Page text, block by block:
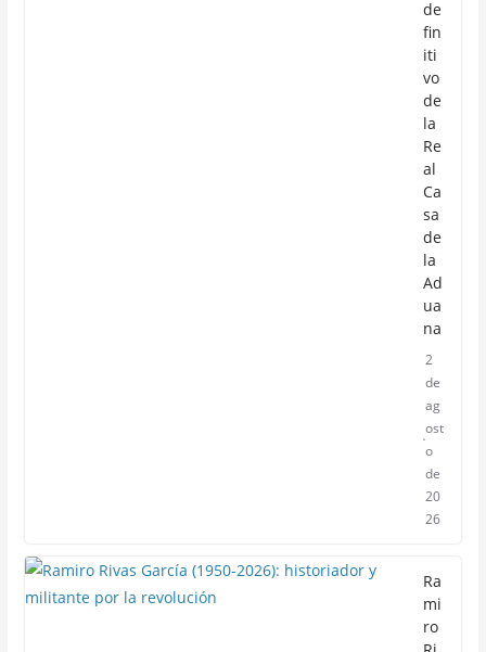
de
fin
iti
vo
de
la
Re
al
Ca
sa
de
la
Ad
ua
na
2
de
ag
ost
o
de
20
26
Ra
mi
ro